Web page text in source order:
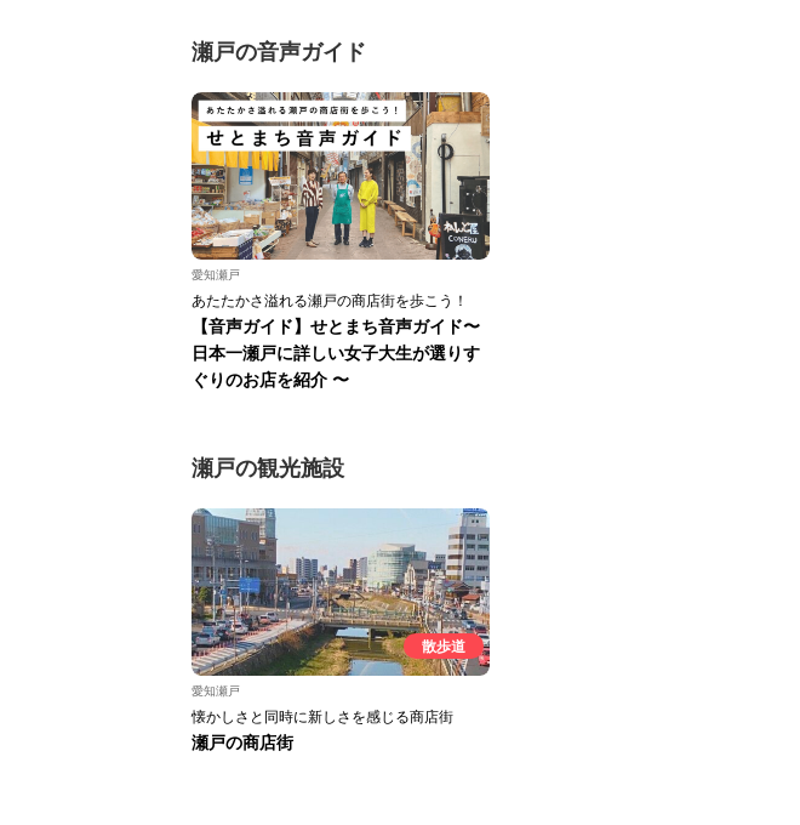
瀬戸の音声ガイド
愛知瀬戸
あたたかさ溢れる瀬戸の商店街を歩こう！
【音声ガイド】せとまち音声ガイド〜
日本一瀬戸に詳しい女子大生が選りす
ぐりのお店を紹介 〜
瀬戸の観光施設
散歩道
愛知瀬戸
懐かしさと同時に新しさを感じる商店街
瀬戸の商店街